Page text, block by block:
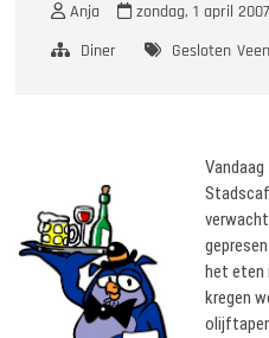
Anja zondag, 1 april 2007
Diner
Gesloten
het eten
kregen